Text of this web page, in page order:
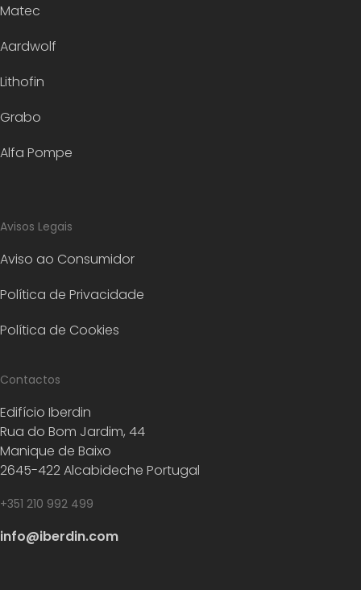
Matec
Aardwolf
Lithofin
Grabo
Alfa Pompe
Avisos Legais
Aviso ao Consumidor
Política de Privacidade
Política de Cookies
Contactos
Edifício Iberdin
Rua do Bom Jardim, 44
Manique de Baixo
2645-422 Alcabideche Portugal
+351 210 992 499
info@iberdin.com